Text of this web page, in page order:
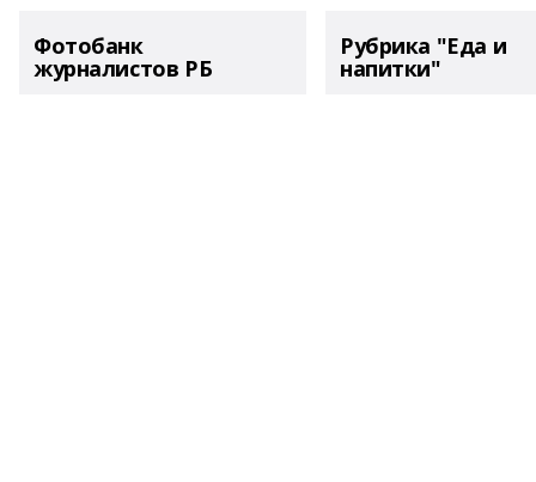
Фотобанк
журналистов РБ
Рубрика "Еда и
напитки"